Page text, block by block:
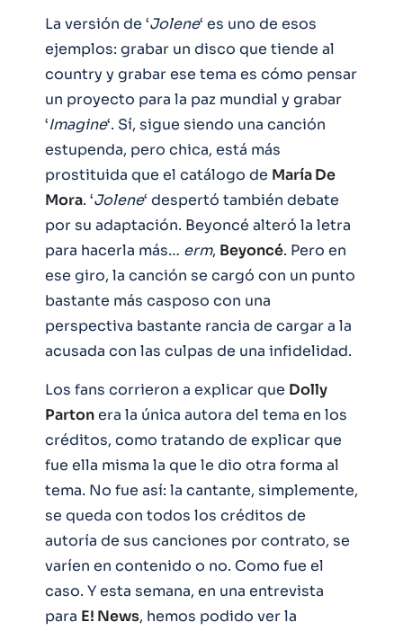
La versión de ‘Jolene‘ es uno de esos
ejemplos: grabar un disco que tiende al
country y grabar ese tema es cómo pensar
un proyecto para la paz mundial y grabar
‘Imagine‘. Sí, sigue siendo una canción
estupenda, pero chica, está más
prostituida que el catálogo de María De
Mora. ‘Jolene‘ despertó también debate
por su adaptación. Beyoncé alteró la letra
para hacerla más… erm, Beyoncé. Pero en
ese giro, la canción se cargó con un punto
bastante más casposo con una
perspectiva bastante rancia de cargar a la
acusada con las culpas de una infidelidad.
Los fans corrieron a explicar que Dolly
Partonera la única autora del tema en los
créditos, como tratando de explicar que
fue ella misma la que le dio otra forma al
tema. No fue así: la cantante, simplemente,
se queda con todos los créditos de
autoría de sus canciones por contrato, se
varíen en contenido o no. Como fue el
caso. Y esta semana, en una entrevista
para E! News, hemos podido ver la